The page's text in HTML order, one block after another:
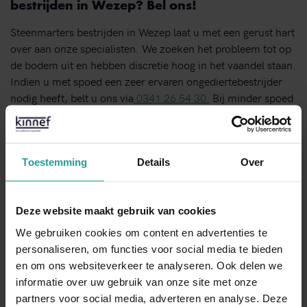
Toestemming Details Over
Deze website maakt gebruik van cookies
We gebruiken cookies om content en advertenties te
personaliseren, om functies voor social media te bieden
en om ons websiteverkeer te analyseren. Ook delen we
informatie over uw gebruik van onze site met onze
partners voor social media, adverteren en analyse. Deze
bestrijden in Wezep? Bel ons!
Steenmarters bestrijden in Wezep laat u met een gerust hart
over aan onze specialisten. We zoeken het probleem tot op
de bodem uit en hebben discretie hoog in het vaandel staan.
Indien u met spoed een zeer ervaren ongediertebestrijder
nodig heeft, belt u ons via 0341 26 54 30. Bij minder spoed
kunt u ook gebruikmaken van het online
contactformulier
op onze site, of het genoemde e-mailadres. U profiteert
NEEM CONTACT MET ONS OP
Binnen 1 werkdag antwoord